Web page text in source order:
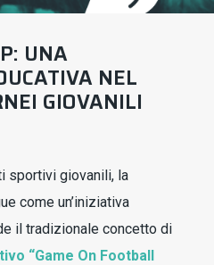
UNA
NEL
GIOVANILI
sportivi giovanili, la
come un’iniziativa
il tradizionale concetto di
“Game On Football